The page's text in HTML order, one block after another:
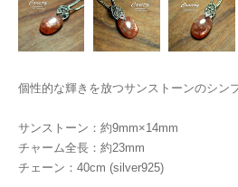
個性的な輝きを放つサンストーンのシン
サンストーン：約9mm×14mm
チャーム全長：約23mm
チェーン：40cm (silver925)